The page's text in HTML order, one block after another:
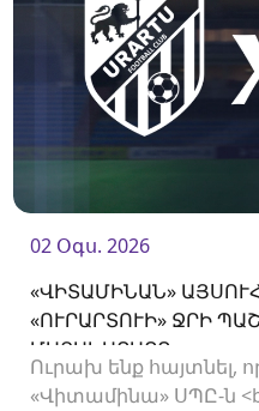
02 Օգս. 2026
«ՎԻՏԱՄԻՆԱՆ»
«ՈՒՐԱՐՏՈՒԻ» ՋՐԻ
ՄԱՏԱԿԱՐԱՐԸ
Ուրախ ենք հայտնել,
«Վիտամինա» ՍՊԸ-ն